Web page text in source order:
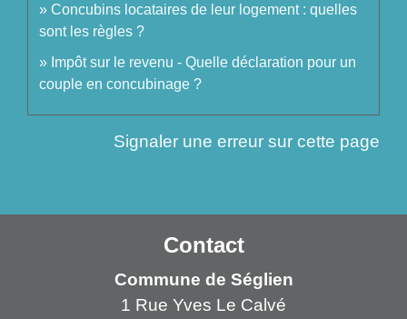
Concubins locataires de leur logement : quelles
sont les règles ?
Impôt sur le revenu - Quelle déclaration pour un
couple en concubinage ?
Signaler une erreur sur cette page
Contact
Commune de Séglien
1 Rue Yves Le Calvé